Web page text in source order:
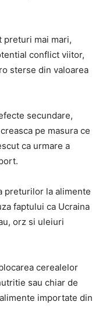
preturi mai mari,
conflict viitor,
sterse din valoarea
secundare,
pe masura ce
ca urmare a
preturilor la alimente
faptului ca Ucraina
orz si uleiuri
cerealelor
sau chiar de
importate din